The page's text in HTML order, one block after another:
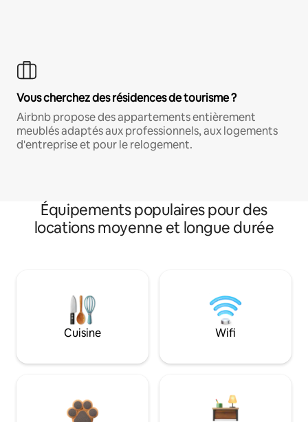
Vous cherchez des résidences de tourisme ?
Airbnb propose des appartements entièrement
meublés adaptés aux professionnels, aux logements
d'entreprise et pour le relogement.
Équipements populaires pour des
locations moyenne et longue durée
Cuisine Wifi